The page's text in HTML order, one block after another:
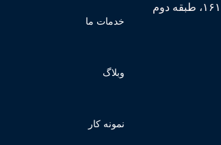
خدمات ما
وبلاگ
نمونه کار